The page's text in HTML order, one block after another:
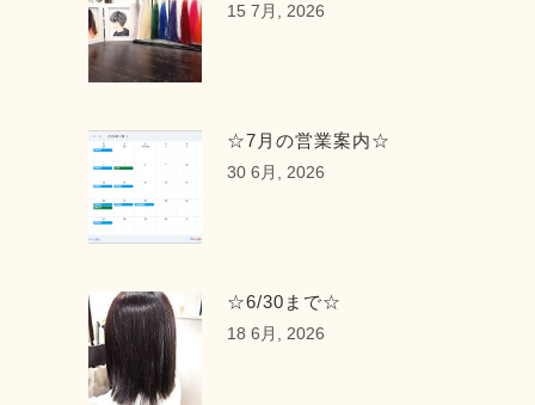
15 7月, 2026
☆7月の営業案内☆
30 6月, 2026
☆6/30まで☆
18 6月, 2026